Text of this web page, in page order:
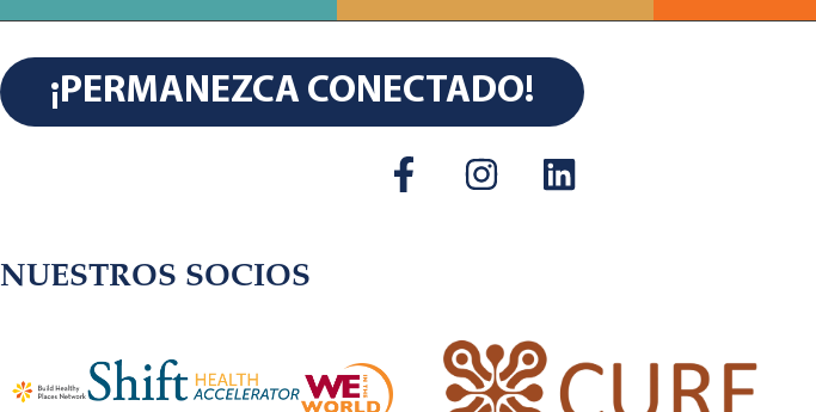
¡PERMANEZCA CONECTADO!
NUESTROS SOCIOS